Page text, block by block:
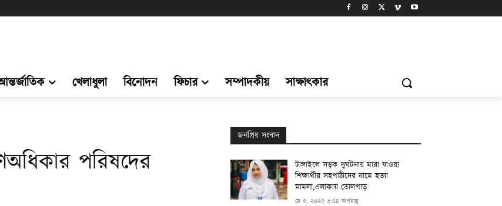
খেলাধুলা বিনোদন ফিচার সম্পাদকীয় সাক্ষাৎকার
পরিষদের
জনপ্রিয় সংবাদ
টাঙ্গাইলে সড়ক দুর্ঘটনায় মারা যাওয়া
শিক্ষার্থীর সহপাঠীদের নামে হত্যা
মামলা,এলাকায় তোলপাড়
মে ৫, ২০২৫ ৩:৪৪ অপরাহ্ণ